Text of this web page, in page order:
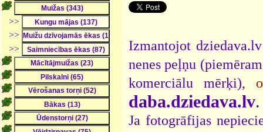
>>
>>
>>
Izmantojot
nenes peļņu
komerciālu mērķi),
daba.dziedava.lv.
Ja fotogrāfijas